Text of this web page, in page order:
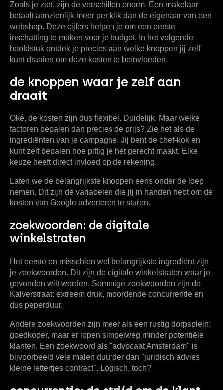
Zoals je ziet, zijn de verschillen enorm. Een makelaar
betaalt aanzienlijk meer per klik dan de eigenaar van een
webshop. Deze cijfers helpen je om een eerste
inschatting te maken voor je budget. In het volgende
hoofdstuk ontdek je precies aan welke knoppen jij zelf
kunt draaien om deze kosten te beïnvloeden.
de knoppen waar je zelf aan
draait
Oké, de kosten zijn dus flexibel. Duidelijk. Maar welke
factoren bepalen dan precies de prijs? Zie het als de
ingrediënten van je campagne. Jij bent de chef-kok en
kunt zelf bepalen hoe pittig je het gerecht maakt. Elke
keuze heeft direct invloed op de rekening.
Laten we de belangrijkste knoppen eens onder de loep
nemen. Dit zijn de variabelen die jij in handen hebt om de
kosten van Google adverteren te sturen.
zoekwoorden: de digitale
winkelstraten
Het eerste en misschien wel belangrijkste ingrediënt zijn
je zoekwoorden. Dit zijn de digitale winkelstraten waar je
gevonden wilt worden. Sommige zoekwoorden zijn de
Kalverstraat: extreem druk, moordende concurrentie en
dus peperduur.
Andere zoekwoorden zijn meer als een rustig dorpsplein:
goedkoper, maar er lopen simpelweg minder potentiële
klanten. Een zoekwoord als "advocaat Amsterdam" is
bijvoorbeeld vele malen duurder dan "juridisch advies
kleine lettertjes contract". Logisch, toch?